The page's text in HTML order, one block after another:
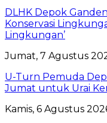
DLHK Depok
Konservasi
Lingkungan’
Jumat, 7 Agustus
U-Turn Pemuda
Jumat untuk Urai
Kamis, 6 Agustus